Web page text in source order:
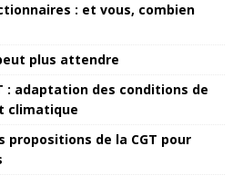
: et vous, combien
plus attendre
: adaptation des conditions de
climatique
propositions de la CGT pour